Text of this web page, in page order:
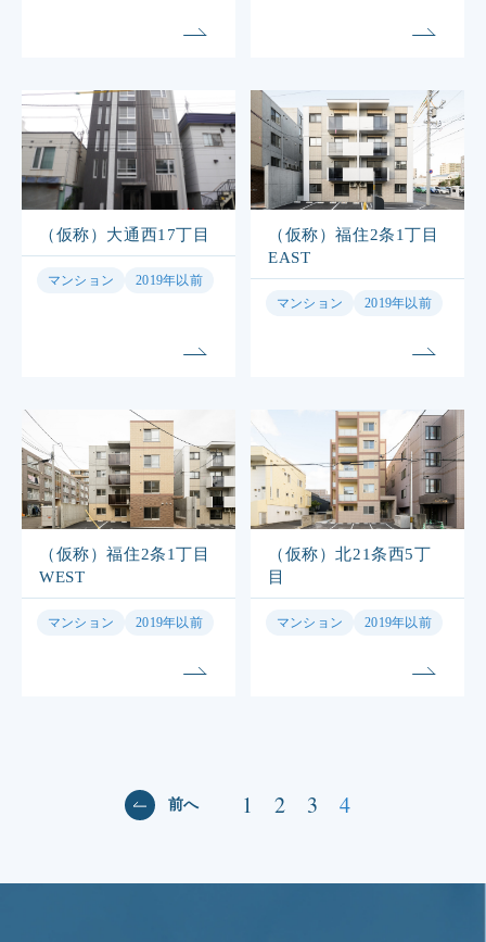
（仮称）大通西17丁目
マンション 2019年以前
（仮称）福住2条1丁目
EAST
マンション 2019年以前
（仮称）福住2条1丁目
WEST
マンション 2019年以前
（仮称）北21条西5丁
目
マンション 2019年以前
前へ 1 2 3 4